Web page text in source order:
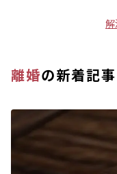
離婚の新着記事